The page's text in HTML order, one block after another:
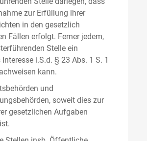
zur Erfüllung ihrer
in den gesetzlich
Fällen erfolgt. Ferner jedem,
Stelle ein
i.S.d. § 23 Abs. 1 S. 1
kann.
und
soweit dies zur
gesetzlichen Aufgaben